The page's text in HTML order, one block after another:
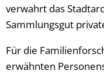
verwahrt das
Sammlungsgut
Für die
erwähnten